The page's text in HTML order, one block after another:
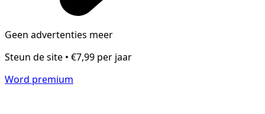
Geen advertenties meer
Steun de site • €7,99 per jaar
Word premium